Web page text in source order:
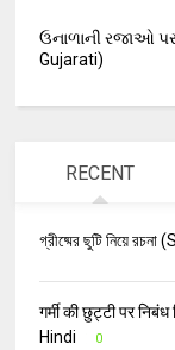
ઉનાળાની રજાઓ
Gujarati)
RECENT
গ্রীষ্মের ছুটি নিয়ে
गर्मी की छुट्टी पर
Hindi
0